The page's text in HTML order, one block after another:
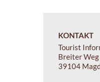
KONTAKT
Tourist
Breiter
39104